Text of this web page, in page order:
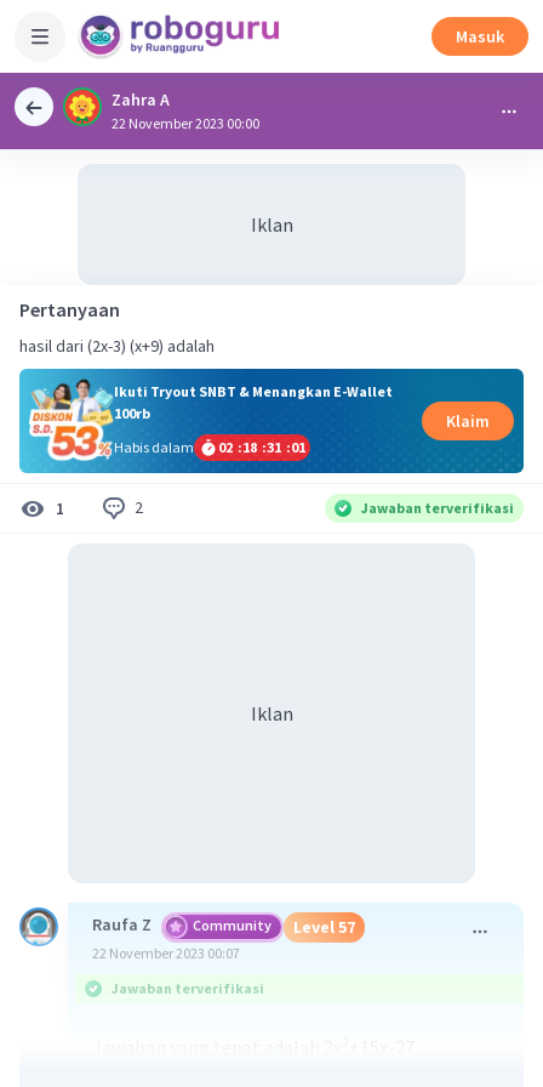
Masuk
Zahra A
22 November 2023 00:00
Iklan
Pertanyaan
hasil dari (2x-3) (x+9) adalah
Ikuti Tryout SNBT & Menangkan E-Wallet
100rb
Habis dalam
02 :18 :31 :01
Klaim
1 2 Jawaban terverifikasi
Iklan
Raufa Z Community Level 57
22 November 2023 00:07
Jawaban terverifikasi